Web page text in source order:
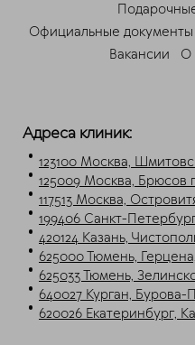
Официальные документы
Вакансии
О
Адреса клиник:
123100 Москва,
125009 Москва, Брюсов
117513 Москва,
199406 Санкт-
420124 Казань,
625000 Тюмень,
625033 Тюмень,
640027 Курган, Бурова-
620026 Екатеринбург,
Мессенджеры
Свяжитесь с нами